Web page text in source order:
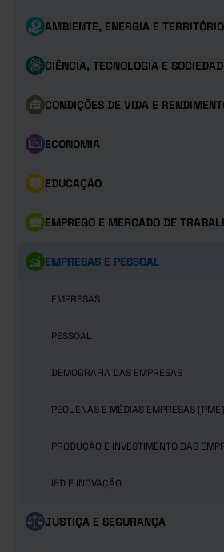
AMBIENTE, ENERGIA E TERRITÓRIO
CIÊNCIA, TECNOLOGIA E
CONDIÇÕES DE VIDA E
ECONOMIA
EDUCAÇÃO
EMPREGO E MERCADO DE
EMPRESAS E PESSOAL
EMPRESAS
PESSOAL
DEMOGRAFIA DAS EMPRESAS
PEQUENAS E MÉDIAS EMPRESAS (PME)
PRODUÇÃO E INVESTIMENTO DAS
I&D E INOVAÇÃO
JUSTIÇA E SEGURANÇA